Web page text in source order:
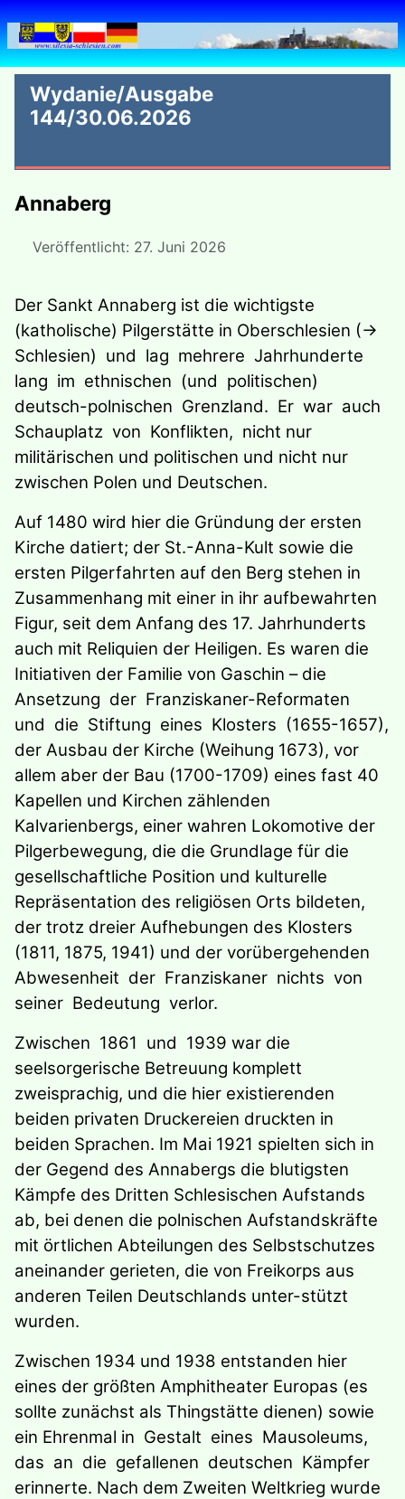
Wydanie/Ausgabe
144/30.06.2026
Annaberg
Veröffentlicht: 27. Juni 2026
Der Sankt Annaberg ist die wichtigste
(katholische) Pilgerstätte in Oberschlesien (→
Schlesien) und lag mehrere Jahrhunderte
lang im ethnischen (und politischen)
deutsch-polnischen Grenzland. Er war auch
Schauplatz von Konflikten, nicht nur
militärischen und politischen und nicht nur
zwischen Polen und Deutschen.
Auf 1480 wird hier die Gründung der ersten
Kirche datiert; der St.-Anna-Kult sowie die
ersten Pilgerfahrten auf den Berg stehen in
Zusammenhang mit einer in ihr aufbewahrten
Figur, seit dem Anfang des 17. Jahrhunderts
auch mit Reliquien der Heiligen. Es waren die
Initiativen der Familie von Gaschin – die
Ansetzung der Franziskaner-Reformaten
und die Stiftung eines Klosters (1655-1657),
der Ausbau der Kirche (Weihung 1673), vor
allem aber der Bau (1700-1709) eines fast 40
Kapellen und Kirchen zählenden
Kalvarienbergs, einer wahren Lokomotive der
Pilgerbewegung, die die Grundlage für die
gesellschaftliche Position und kulturelle
Repräsentation des religiösen Orts bildeten,
der trotz dreier Aufhebungen des Klosters
(1811, 1875, 1941) und der vorübergehenden
Abwesenheit der Franziskaner nichts von
seiner Bedeutung verlor.
Zwischen 1861 und 1939 war die
seelsorgerische Betreuung komplett
zweisprachig, und die hier existierenden
beiden privaten Druckereien druckten in
beiden Sprachen. Im Mai 1921 spielten sich in
der Gegend des Annabergs die blutigsten
Kämpfe des Dritten Schlesischen Aufstands
ab, bei denen die polnischen Aufstandskräfte
mit örtlichen Abteilungen des Selbstschutzes
aneinander gerieten, die von Freikorps aus
anderen Teilen Deutschlands unter-stützt
wurden.
Zwischen 1934 und 1938 entstanden hier
eines der größten Amphitheater Europas (es
sollte zunächst als Thingstätte dienen) sowie
ein Ehrenmal in Gestalt eines Mausoleums,
das an die gefallenen deutschen Kämpfer
erinnerte. Nach dem Zweiten Weltkrieg wurde